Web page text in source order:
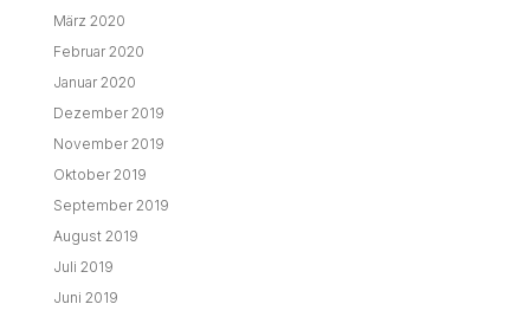
März 2020
Februar 2020
Januar 2020
Dezember 2019
November 2019
Oktober 2019
September 2019
August 2019
Juli 2019
Juni 2019